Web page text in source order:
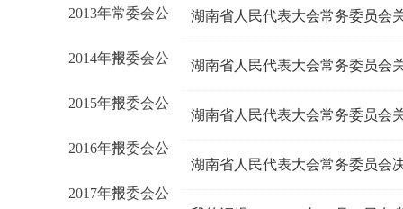
2013年常委会公
报
2014年常委会公
报
2015年常委会公
报
2016年常委会公
报
2017年常委会公
湖南省人民代表大会常务委员会
湖南省人民代表大会常务委员会